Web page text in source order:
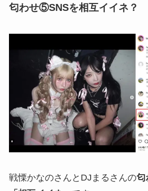
匂わせ⑤SNSを相互イイネ？
戦慄かなのさんとDJまるさんの匂